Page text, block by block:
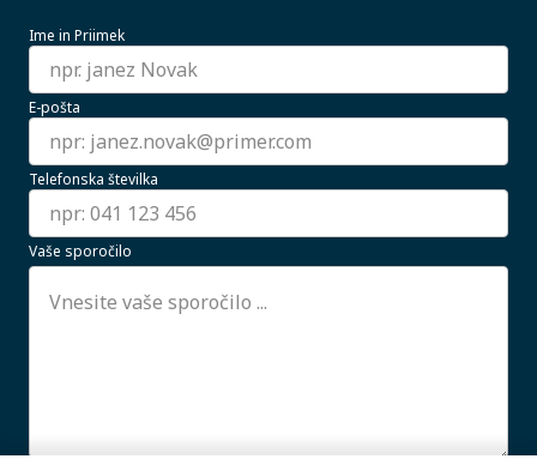
Ime in Priimek
E-pošta
Telefonska številka
Vaše sporočilo